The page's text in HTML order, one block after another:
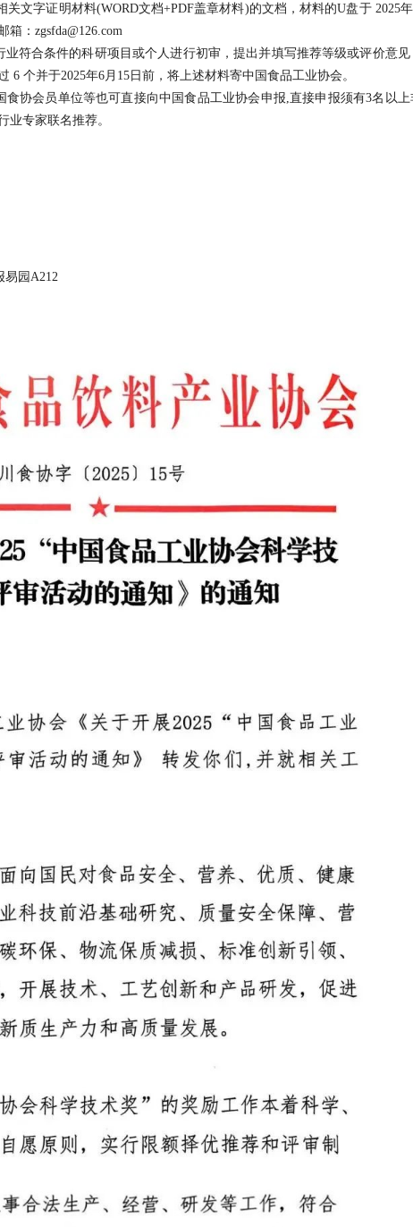
文字证明材料(WORD文档+PDF盖章材料)的文档，材料的U盘于 2025
：zgsfda@126.com
符合条件的科研项目或个人进行初审，提出并填写推荐等级或评价意见
6 个并于2025年6月15日前，将上述材料寄中国食品工业协会。
协会员单位等也可直接向中国食品工业协会申报,直接申报须有3名以上
业专家联名推荐。
易园A212